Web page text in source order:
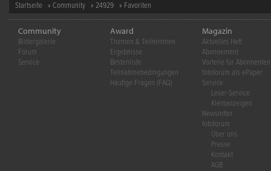
Startseite » Community » 24929 » Favoriten
Community
Bildergalerie
Forum
Service
Award
Themen & Teilnehmen
Ergebnisse
Bestenliste
Teilnahmebedingungen
Häufige Fragen (FAQ)
Magazin
Aktuelles Heft
Abonnement
Vorteile für Abonnenten
fotoforum als ePaper
Service
Leser-Service
Kleinanzeigen
Newsletter
fotoforum
Über uns
Presse
Kontakt
AGB